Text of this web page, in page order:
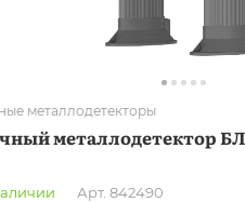
металлодетекторы
металлодетектор
Арт. 842490